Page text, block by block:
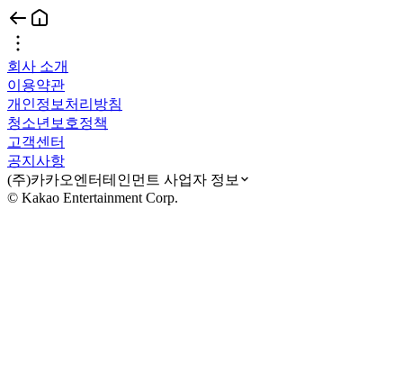
회사 소개
이용약관
개인정보처리방침
청소년보호정책
고객센터
공지사항
(주)카카오엔터테인먼트 사업자 정보
© Kakao Entertainment Corp.